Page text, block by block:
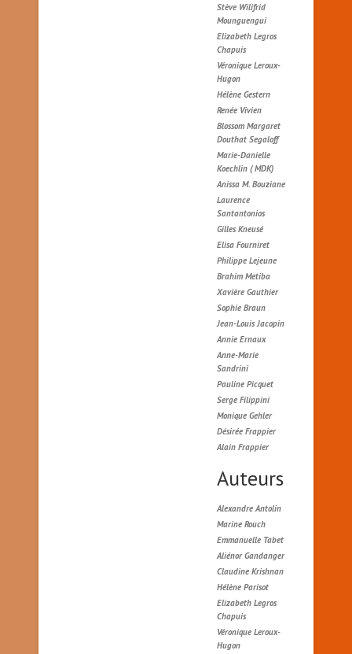
Stève Wilifrid
Mounguengui
Elizabeth Legros
Chapuis
Véronique Leroux-
Hugon
Hélène Gestern
Renée Vivien
Blossom Margaret
Douthat Segaloff
Marie-Danielle
Koechlin ( MDK)
Anissa M. Bouziane
Laurence
Santantonios
Gilles Kneusé
Elisa Fourniret
Philippe Lejeune
Brahim Metiba
Xavière Gauthier
Sophie Braun
Jean-Louis Jacopin
Annie Ernaux
Anne-Marie
Sandrini
Pauline Picquet
Serge Filippini
Monique Gehler
Désirée Frappier
Alain Frappier
Auteurs
Alexandre Antolin
Marine Rouch
Emmanuelle Tabet
Aliénor Gandanger
Claudine Krishnan
Hélène Parisot
Elizabeth Legros
Chapuis
Véronique Leroux-
Hugon